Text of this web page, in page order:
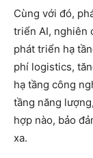
Cùng với đó,
triển AI, nghiên
phát triển hạ
phí logistics,
hạ tầng công
tầng năng
hợp nào, bảo
xa.